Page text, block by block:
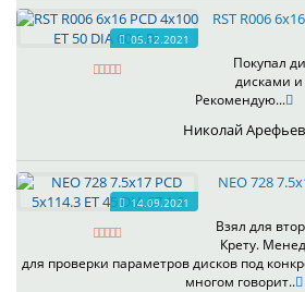
05.12.2021
RST R006
Покупал
дисками
Рекомендую...
Николай Арефьев
14.09.2021
NEO 728
Взял для
Крету.
для проверки параметров дисков под
многом говорит..